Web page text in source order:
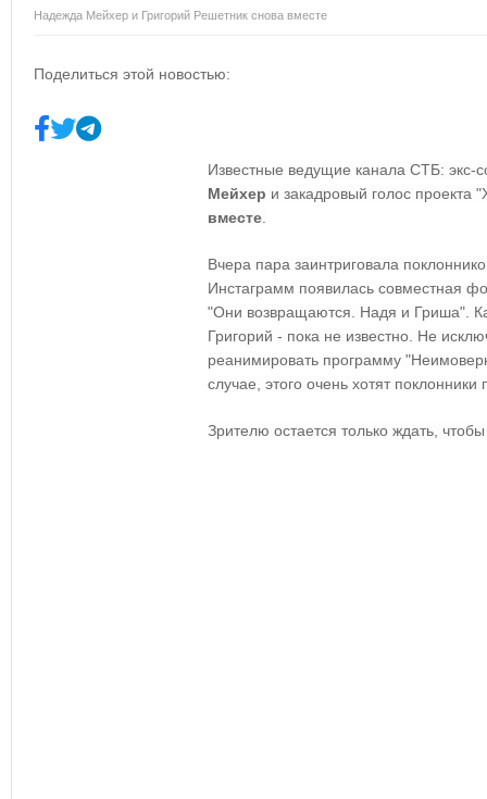
Надежда Мейхер и Григорий Решетник снова вместе
Поделиться этой новостью:
Известные ведущие канала СТБ: экс-
Мейхер и закадровый голос проекта
вместе
Вчера пара заинтриговала
Инстаграмм появилась совместная
"Они возвращаются. Надя и Гриша".
Григорий - пока не известно. Не
реанимировать программу
случае, этого очень хотят поклонники
Зрителю остается только ждать,